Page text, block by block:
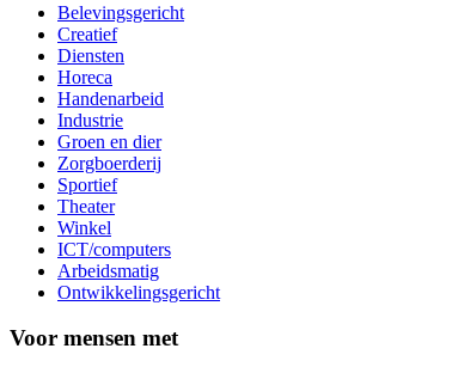
Belevingsgericht
Creatief
Diensten
Horeca
Handenarbeid
Industrie
Groen en dier
Zorgboerderij
Sportief
Theater
Winkel
ICT/computers
Arbeidsmatig
Ontwikkelingsgericht
Voor mensen met